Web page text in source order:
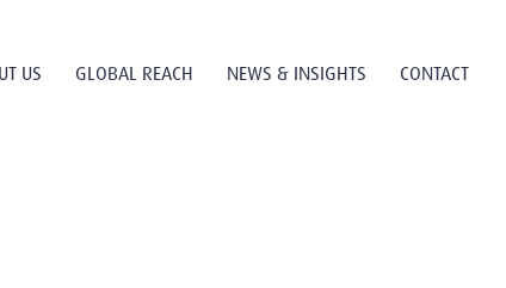
US GLOBAL REACH NEWS & INSIGHTS CONTACT